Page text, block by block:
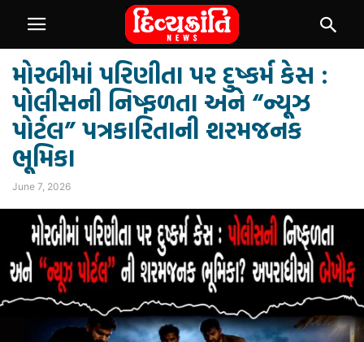
મોરબીમાં પરિણીતા પર દુષ્કર્મ કેસ :
પોલીસની નિષ્ફળતા અને “ન્યૂઝ
પોર્ટલ” પત્રકારિતાની શરમજનક
ભૂમિકા
June 7, 2026